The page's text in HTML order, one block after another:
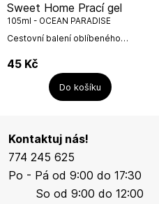
Cestovní balení oblíbeného
Paradise z kolekce Sweet Home.
Prací gel vystačí na 3 prací cykly a
je vhodný na...
Sweet Home Prací gel
105ml - OCEAN PARADISE
45 Kč
Do košíku
Kontaktuj nás!
774 245 625
Po - Pá od 9:00 do 17:30
So od 9:00 do 12:00